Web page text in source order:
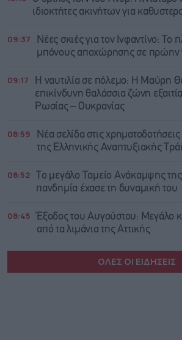
ιδιοκτήτες ακινήτων για
09:37
Νέες σκιές για τον Ινφαντίνο: Το
μπόνους αποχώρησης σε πρώην
09:17
Η ναυτιλία σε πόλεμο: Η Μαύρη
επικίνδυνη θαλάσσια ζώνη
Ρωσίας – Ουκρανίας
08:59
Νέα σελίδα στις
της Ελληνικής Αναπτυξιακής
08:52
Το μεγάλο Ταμείο Ανάκαμψης
πανδημία έχασε τη δυναμική του
08:45
Έξοδος του Αυγούστου: Μεγάλο
από τα λιμάνια της Αττικής
ΟΛΕΣ ΟΙ ΕΙΔΗΣΕΙΣ